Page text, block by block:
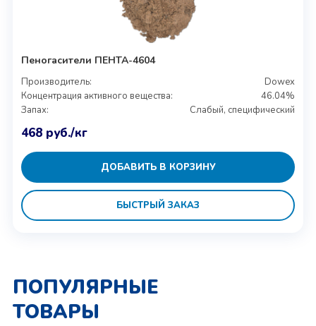
Пеногасители ПЕНТА-4604
Производитель:
Dowex
Концентрация активного вещества:
46.04%
Запах:
Слабый, специфический
468 руб./кг
ДОБАВИТЬ В КОРЗИНУ
БЫСТРЫЙ ЗАКАЗ
ПОПУЛЯРНЫЕ
ТОВАРЫ